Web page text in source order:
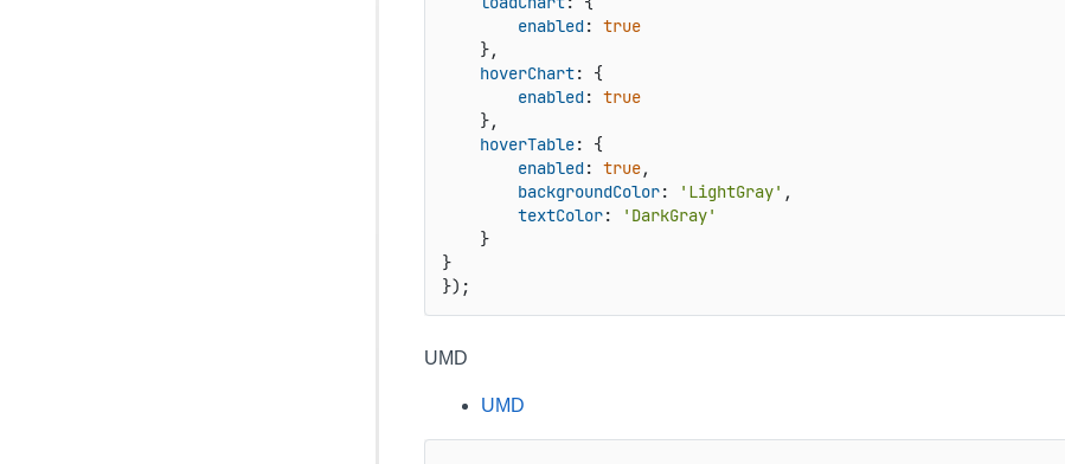
enabled: true
    },
hoverChart: {
enabled: true
    },
hoverTable: {
enabled: true,
backgroundColor: 'LightGray' ,
textColor:
'DarkGray'
    }
}
});
UMD
UMD